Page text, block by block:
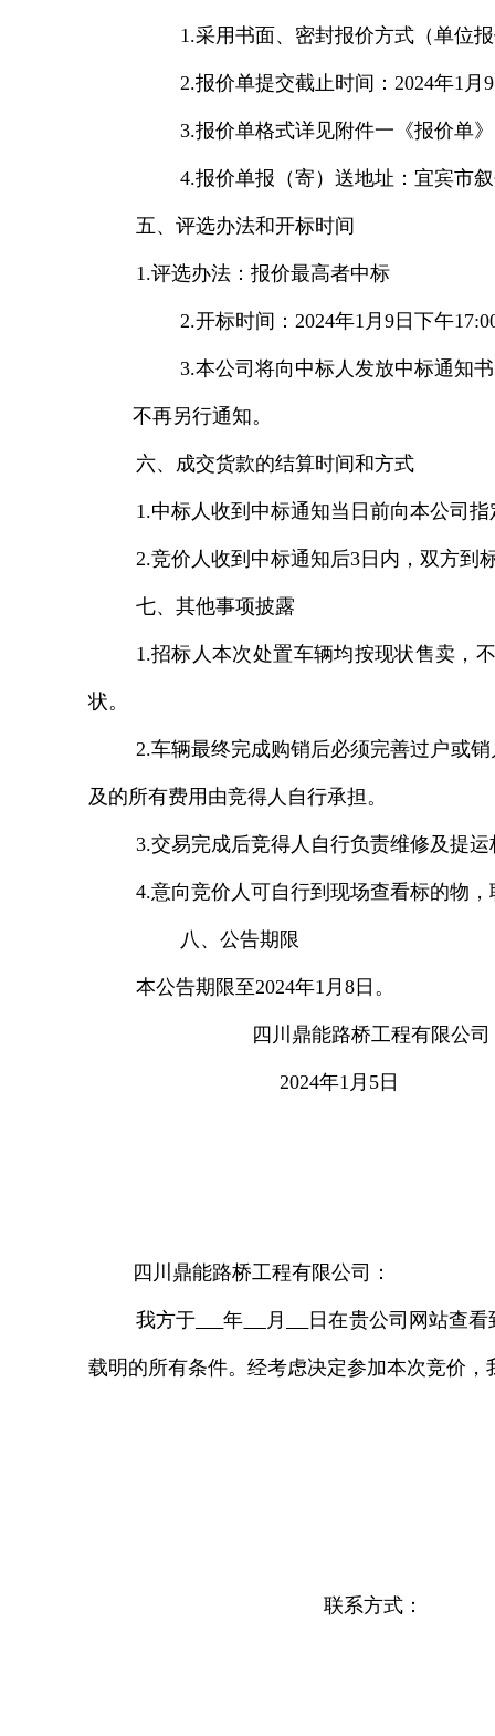
1.采用书面、密封报价方式（单位
2.报价单提交截止时间：2024年1月
3.报价单格式详见附件一《报价单》
4.报价单报（寄）送地址：宜宾市
五、评选办法和开标时间
1.评选办法：报价最高者中标
2.开标时间：2024年1月9日下午
3.本公司将向中标人发放中标通知
不再另行通知。
六、成交货款的结算时间和方式
1.中标人收到中标通知当日前向本公司
2.竞价人收到中标通知后3日内，双方到
七、其他事项披露
1.招标人本次处置车辆均按现状售卖，
状。
2.车辆最终完成购销后必须完善过户或
及的所有费用由竞得人自行承担。
3.交易完成后竞得人自行负责维修及提运
4.意向竞价人可自行到现场查看标的物
八、公告期限
本公告期限至2024年1月8日。
四川鼎能路桥工程有限公司
2024年1月5日
四川鼎能路桥工程有限公司：
我方于 年 月 日在贵公司网站查
载明的所有条件。经考虑决定参加本次竞价，
联系方式：